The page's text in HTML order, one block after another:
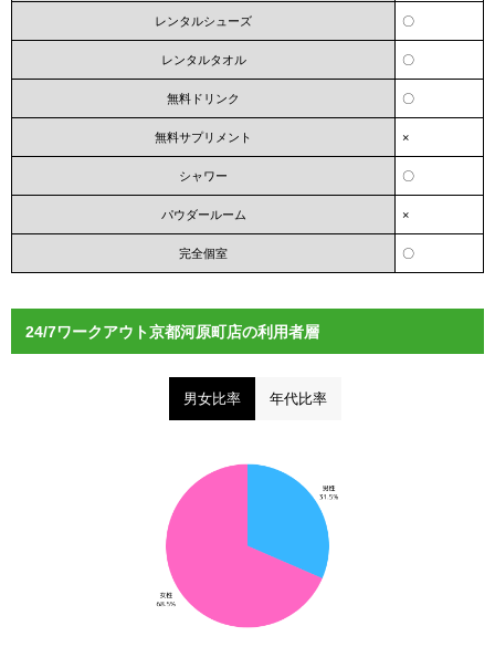
レンタルシューズ 〇
レンタルタオル 〇
無料ドリンク 〇
無料サプリメント ×
シャワー 〇
パウダールーム ×
完全個室 〇
24/7ワークアウト京都河原町店の利用者層
男女比率 年代比率